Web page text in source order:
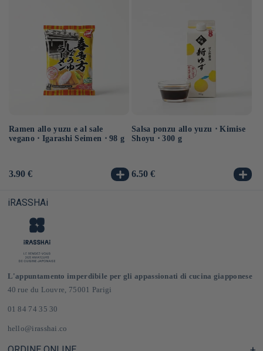
Ramen allo yuzu e al sale
vegano ⋅ Igarashi Seimen ⋅ 98 g
Prezzo
3.90 €
Salsa ponzu allo yuzu ⋅ Kimise
Shoyu ⋅ 300 g
Prezzo
6.50 €
iRASSHAi
L'appuntamento imperdibile per gli appassionati di cucina giapponese
40 rue du Louvre, 75001 Parigi
01 84 74 35 30
hello@irasshai.co